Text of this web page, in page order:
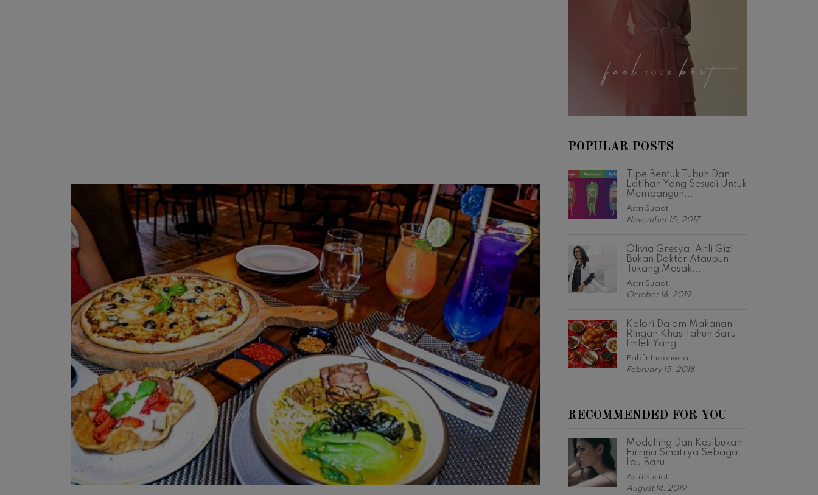
POPULAR POSTS
Tipe Bentuk Tubuh Dan
Latihan Yang Sesuai Untuk
Membangun...
Astri Suciati
November 15, 2017
Olivia Gresya: Ahli Gizi
Bukan Dokter Ataupun
Tukang Masak...
Astri Suciati
October 18, 2019
Kalori Dalam Makanan
Ringan Khas Tahun Baru
Imlek Yang...
Fabfit Indonesia
February 15, 2018
RECOMMENDED FOR YOU
Modelling Dan Kesibukan
Firrina Sinatrya Sebagai
Ibu Baru
Astri Suciati
August 14, 2019